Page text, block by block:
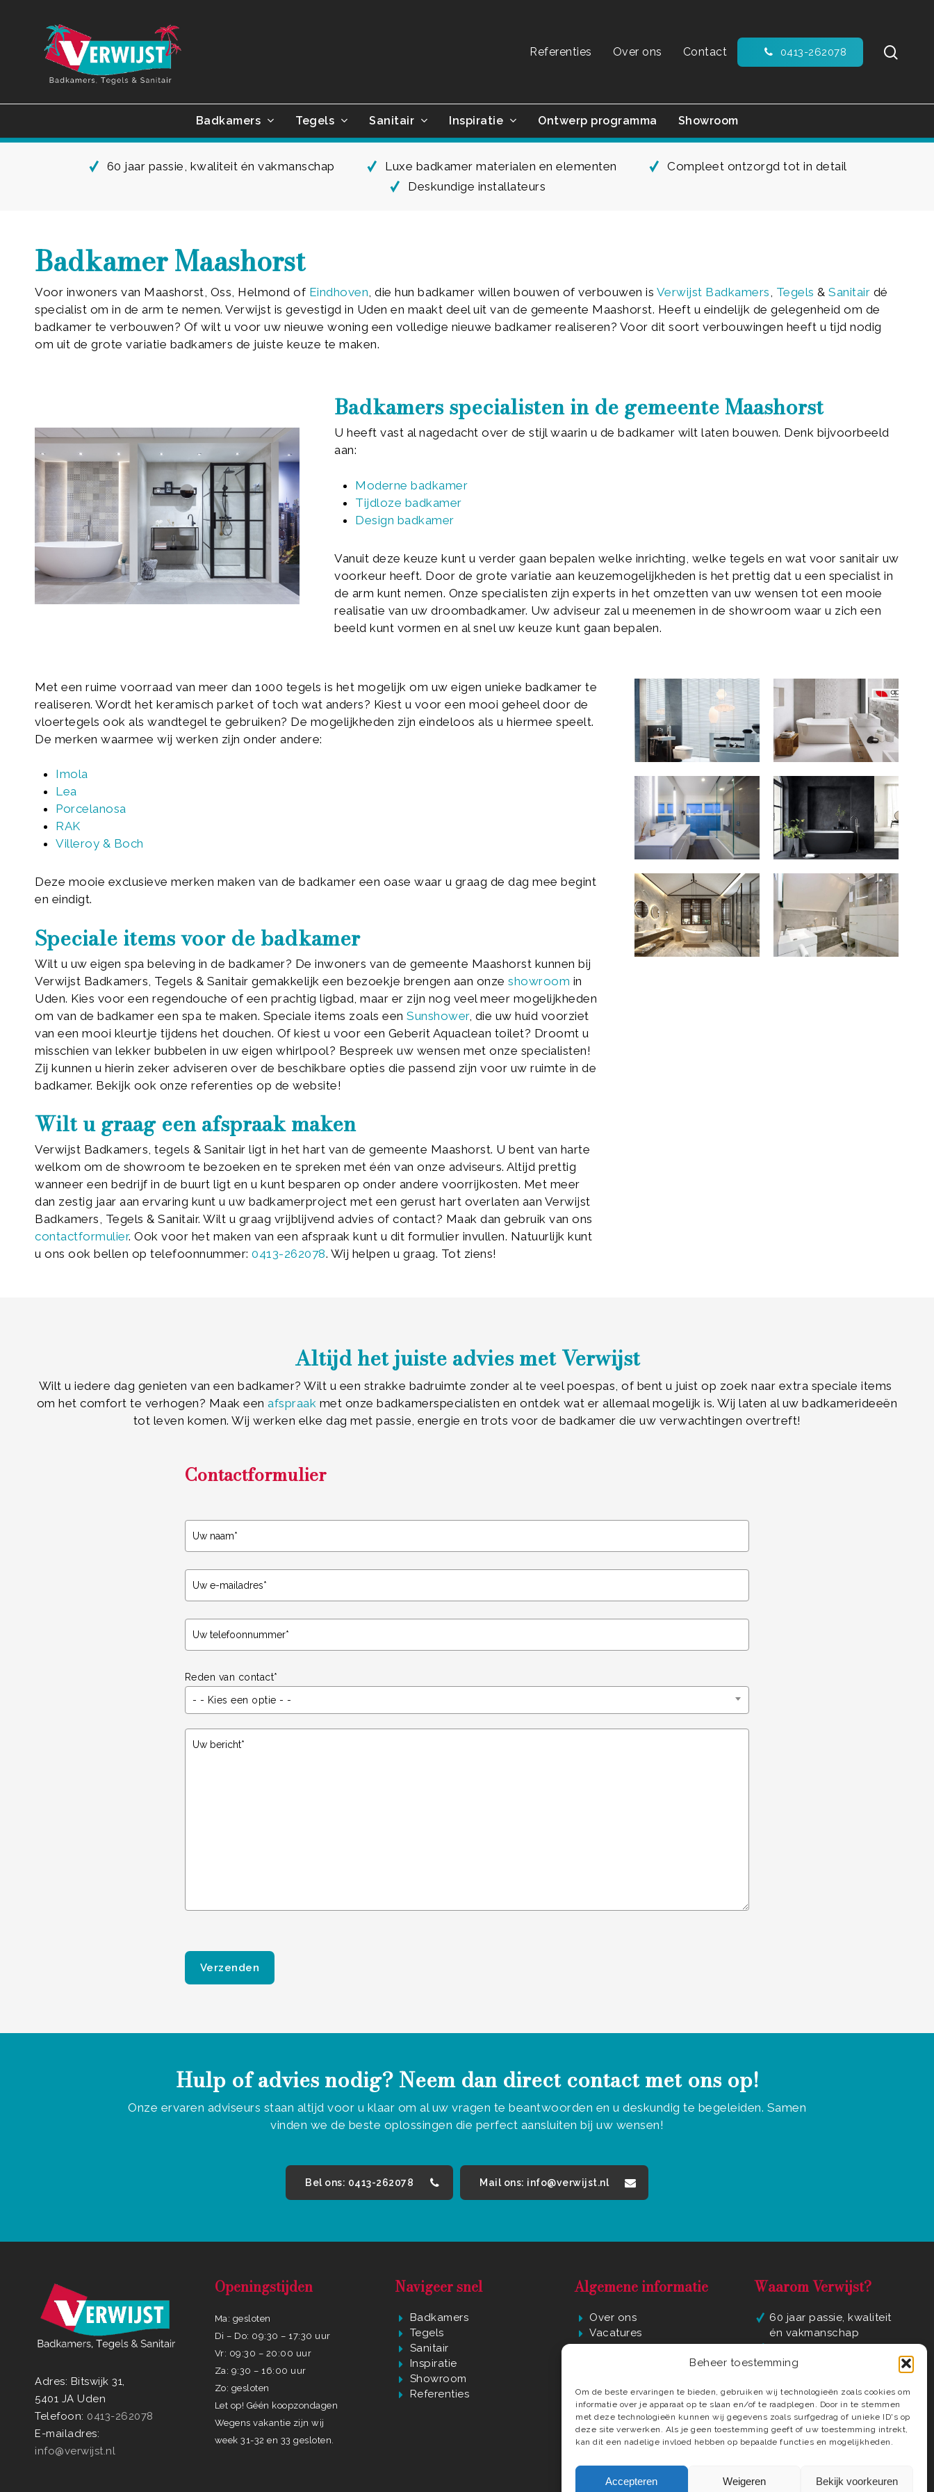
Beheer toestemming
Om de beste ervaringen te bieden, gebruiken wij technologieën zoals cookies om
informatie over je apparaat op te slaan en/of te raadplegen. Door in te stemmen
met deze technologieën kunnen wij gegevens zoals surfgedrag of unieke ID's op
deze site verwerken. Als je geen toestemming geeft of uw toestemming intrekt,
kan dit een nadelige invloed hebben op bepaalde functies en mogelijkheden.
Accepteren Weigeren Bekijk voorkeuren
Referenties Over ons Contact 0413-262078
Badkamers Tegels Sanitair Inspiratie Ontwerp programma Showroom
60 jaar passie, kwaliteit én vakmanschap Luxe badkamer materialen en elementen
Compleet ontzorgd tot in detail
Deskundige installateurs
Badkamer Maashorst
Voor inwoners van Maashorst, Oss, Helmond of Eindhoven, die hun badkamer willen bouwen of verbouwen is Verwijst Badkamers, Tegels & Sanitair dé
specialist om in de arm te nemen. Verwijst is gevestigd in Uden en maakt deel uit van de gemeente Maashorst. Heeft u eindelijk de gelegenheid om de
badkamer te verbouwen? Of wilt u voor uw nieuwe woning een volledige nieuwe badkamer realiseren? Voor dit soort verbouwingen heeft u tijd nodig
om uit de grote variatie badkamers de juiste keuze te maken.
Badkamers specialisten in de gemeente Maashorst
U heeft vast al nagedacht over de stijl waarin u de badkamer wilt laten bouwen. Denk bijvoorbeeld
aan:
Moderne badkamer
Tijdloze badkamer
Design badkamer
Vanuit deze keuze kunt u verder gaan bepalen welke inrichting, welke tegels en wat voor sanitair uw
voorkeur heeft. Door de grote variatie aan keuzemogelijkheden is het prettig dat u een specialist in
de arm kunt nemen. Onze specialisten zijn experts in het omzetten van uw wensen tot een mooie
realisatie van uw droombadkamer. Uw adviseur zal u meenemen in de showroom waar u zich een
beeld kunt vormen en al snel uw keuze kunt gaan bepalen.
Met een ruime voorraad van meer dan 1000 tegels is het mogelijk om uw eigen unieke badkamer te
realiseren. Wordt het keramisch parket of toch wat anders? Kiest u voor een mooi geheel door de
vloertegels ook als wandtegel te gebruiken? De mogelijkheden zijn eindeloos als u hiermee speelt.
De merken waarmee wij werken zijn onder andere:
Imola
Lea
Porcelanosa
RAK
Villeroy & Boch
Deze mooie exclusieve merken maken van de badkamer een oase waar u graag de dag mee begint
en eindigt.
Speciale items voor de badkamer
Wilt u uw eigen spa beleving in de badkamer? De inwoners van de gemeente Maashorst kunnen bij
Verwijst Badkamers, Tegels & Sanitair gemakkelijk een bezoekje brengen aan onze showroom in
Uden. Kies voor een regendouche of een prachtig ligbad, maar er zijn nog veel meer mogelijkheden
om van de badkamer een spa te maken. Speciale items zoals een Sunshower, die uw huid voorziet
van een mooi kleurtje tijdens het douchen. Of kiest u voor een Geberit Aquaclean toilet? Droomt u
misschien van lekker bubbelen in uw eigen whirlpool? Bespreek uw wensen met onze specialisten!
Zij kunnen u hierin zeker adviseren over de beschikbare opties die passend zijn voor uw ruimte in de
badkamer. Bekijk ook onze referenties op de website!
Wilt u graag een afspraak maken
Verwijst Badkamers, tegels & Sanitair ligt in het hart van de gemeente Maashorst. U bent van harte
welkom om de showroom te bezoeken en te spreken met één van onze adviseurs. Altijd prettig
wanneer een bedrijf in de buurt ligt en u kunt besparen op onder andere voorrijkosten. Met meer
dan zestig jaar aan ervaring kunt u uw badkamerproject met een gerust hart overlaten aan Verwijst
Badkamers, Tegels & Sanitair. Wilt u graag vrijblijvend advies of contact? Maak dan gebruik van ons
contactformulier. Ook voor het maken van een afspraak kunt u dit formulier invullen. Natuurlijk kunt
u ons ook bellen op telefoonnummer: 0413-262078. Wij helpen u graag. Tot ziens!
Monolith-
v4-
1024x828
Aparici-
xl-
City-
Desk-
Minneapolis-
02-
5d881034-
1024x731
Verwijst-
Verwijst-
21-
1024x768
Bitswijk31Uden-
15-
1024x683
Altijd het juiste advies met Verwijst
Wilt u iedere dag genieten van een badkamer? Wilt u een strakke badruimte zonder al te veel poespas, of bent u juist op zoek naar extra speciale items
om het comfort te verhogen? Maak eenafspraak met onze badkamerspecialisten en ontdek wat er allemaal mogelijk is. Wij laten al uw badkamerideeën
tot leven komen. Wij werken elke dag met passie, energie en trots voor de badkamer die uw verwachtingen overtreft!
Contactformulier
Reden van contact*
- - Kies een optie - -
Hulp of advies nodig? Neem dan direct contact met ons op!
Onze ervaren adviseurs staan altijd voor u klaar om al uw vragen te beantwoorden en u deskundig te begeleiden. Samen
vinden we de beste oplossingen die perfect aansluiten bij uw wensen!
Bel ons: 0413-262078 Mail ons: info@verwijst.nl
Adres: Bitswijk 31,
5401 JA Uden
Telefoon: 0413-262078
E-mailadres:
info@verwijst.nl
Openingstijden
Ma: gesloten
Di – Do: 09:30 – 17:30 uur
Vr: 09:30 – 20:00 uur
Za: 9:30 – 16:00 uur
Zo: gesloten
Let op! Géén koopzondagen
Wegens vakantie zijn wij
week 31-32 en 33 gesloten.
Navigeer snel
Badkamers
Tegels
Sanitair
Inspiratie
Showroom
Referenties
Algemene informatie
Over ons
Vacatures
Privacyverklaring
Algemene voorwaarden
In de regio
Waarom Verwijst?
60 jaar passie, kwaliteit
én vakmanschap
Luxe badkamer
materialen en
Compleet ontzorgd tot
in detail
Deskundige installateurs